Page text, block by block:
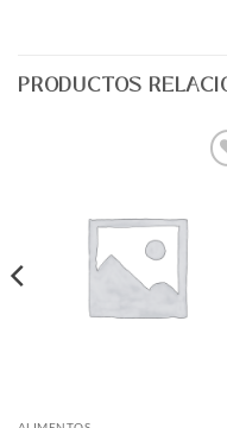
PRODUCTOS